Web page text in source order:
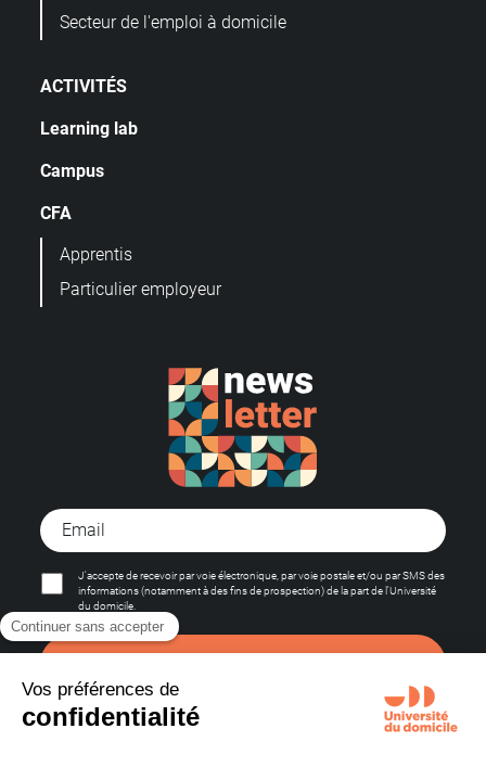
Secteur de l'emploi à domicile
ACTIVITÉS
Learning lab
Campus
CFA
Apprentis
Particulier employeur
J'accepte de recevoir par voie électronique, par voie postale et/ou par SMS des
informations (notamment à des fins de prospection) de la part de l'Université
du domicile.